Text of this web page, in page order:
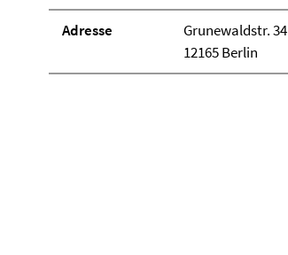
Adresse
Grunewaldstr. 34
12165 Berlin